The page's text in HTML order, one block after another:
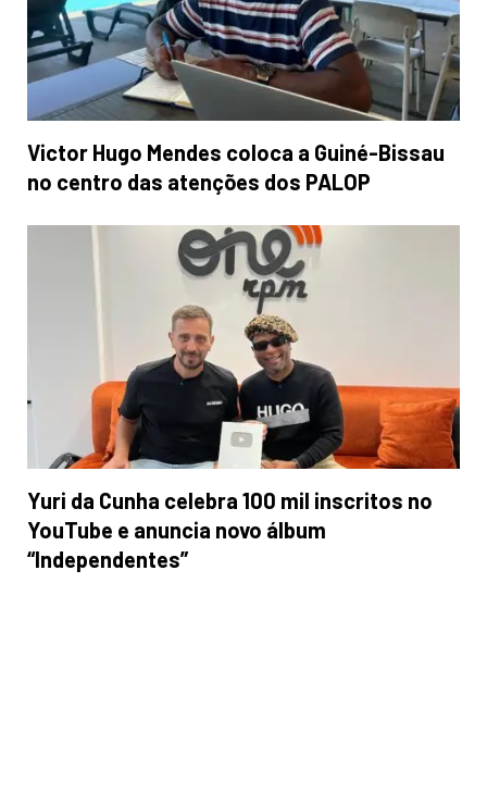
Victor Hugo Mendes coloca a Guiné-Bissau
no centro das atenções dos PALOP
Yuri da Cunha celebra 100 mil inscritos no
YouTube e anuncia novo álbum
“Independentes”